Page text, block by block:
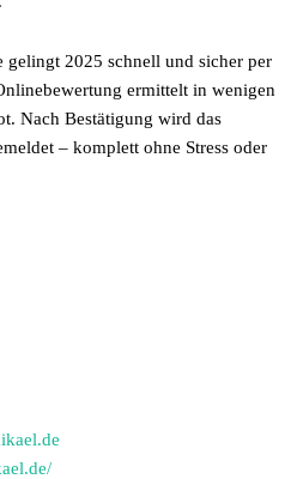
2025 schnell und sicher per
ermittelt in wenigen
Nach Bestätigung wird das
– komplett ohne Stress oder